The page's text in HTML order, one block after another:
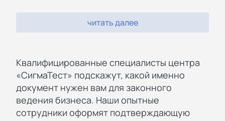
читать далее
Квалифицированные специалисты центра
«СигмаТест» подскажут, какой именно
документ нужен вам для законного
ведения бизнеса. Наши опытные
сотрудники оформят подтверждающую